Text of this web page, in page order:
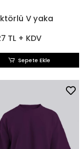
V yaka
TL + KDV
Sepete Ekle